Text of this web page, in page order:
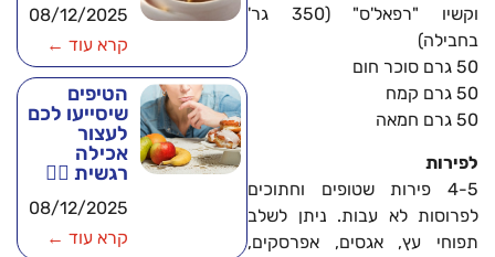
וקשיו "רפאל'ס" (350 גר'
בחבילה)
50 גרם סוכר חום
50 גרם קמח
50 גרם חמאה
לפירות
4-5 פירות שטופים וחתוכים
לפרוסות לא עבות. ניתן לשלב
תפוחי עץ, אגסים, אפרסקים,
08/12/2025
קרא עוד ←
הטיפים
שיסייעו לכם
לעצור
אכילה
רגשית 🧘‍♂️
08/12/2025
קרא עוד ←